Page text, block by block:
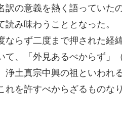
の意義を熱く語っていたの
み味わうこととなった。
らず二度まで押された経
、「外見あるべからず」
土真宗中興の祖といわれ
を許すべからざるものな